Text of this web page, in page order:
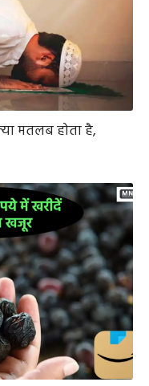
मतलब होता है,